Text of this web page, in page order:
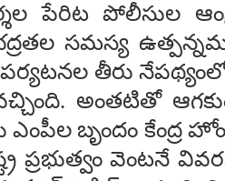
పేరిట పోలీసుల
సమస్య
తీరు నేపథ్యంలో
అంతటితో
ఎంపీల బృందం కేంద్ర
ప్రభుత్వం వెంటనే